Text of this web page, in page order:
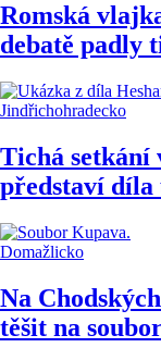
Romská
debatě padly
Jindřichohradecko
Tichá setkání
představí díla
Domažlicko
Na
těšit na